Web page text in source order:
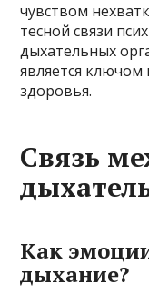
чувством
тесной связи
дыхательных
является
здоровья.
Связь
Как
дыхание?